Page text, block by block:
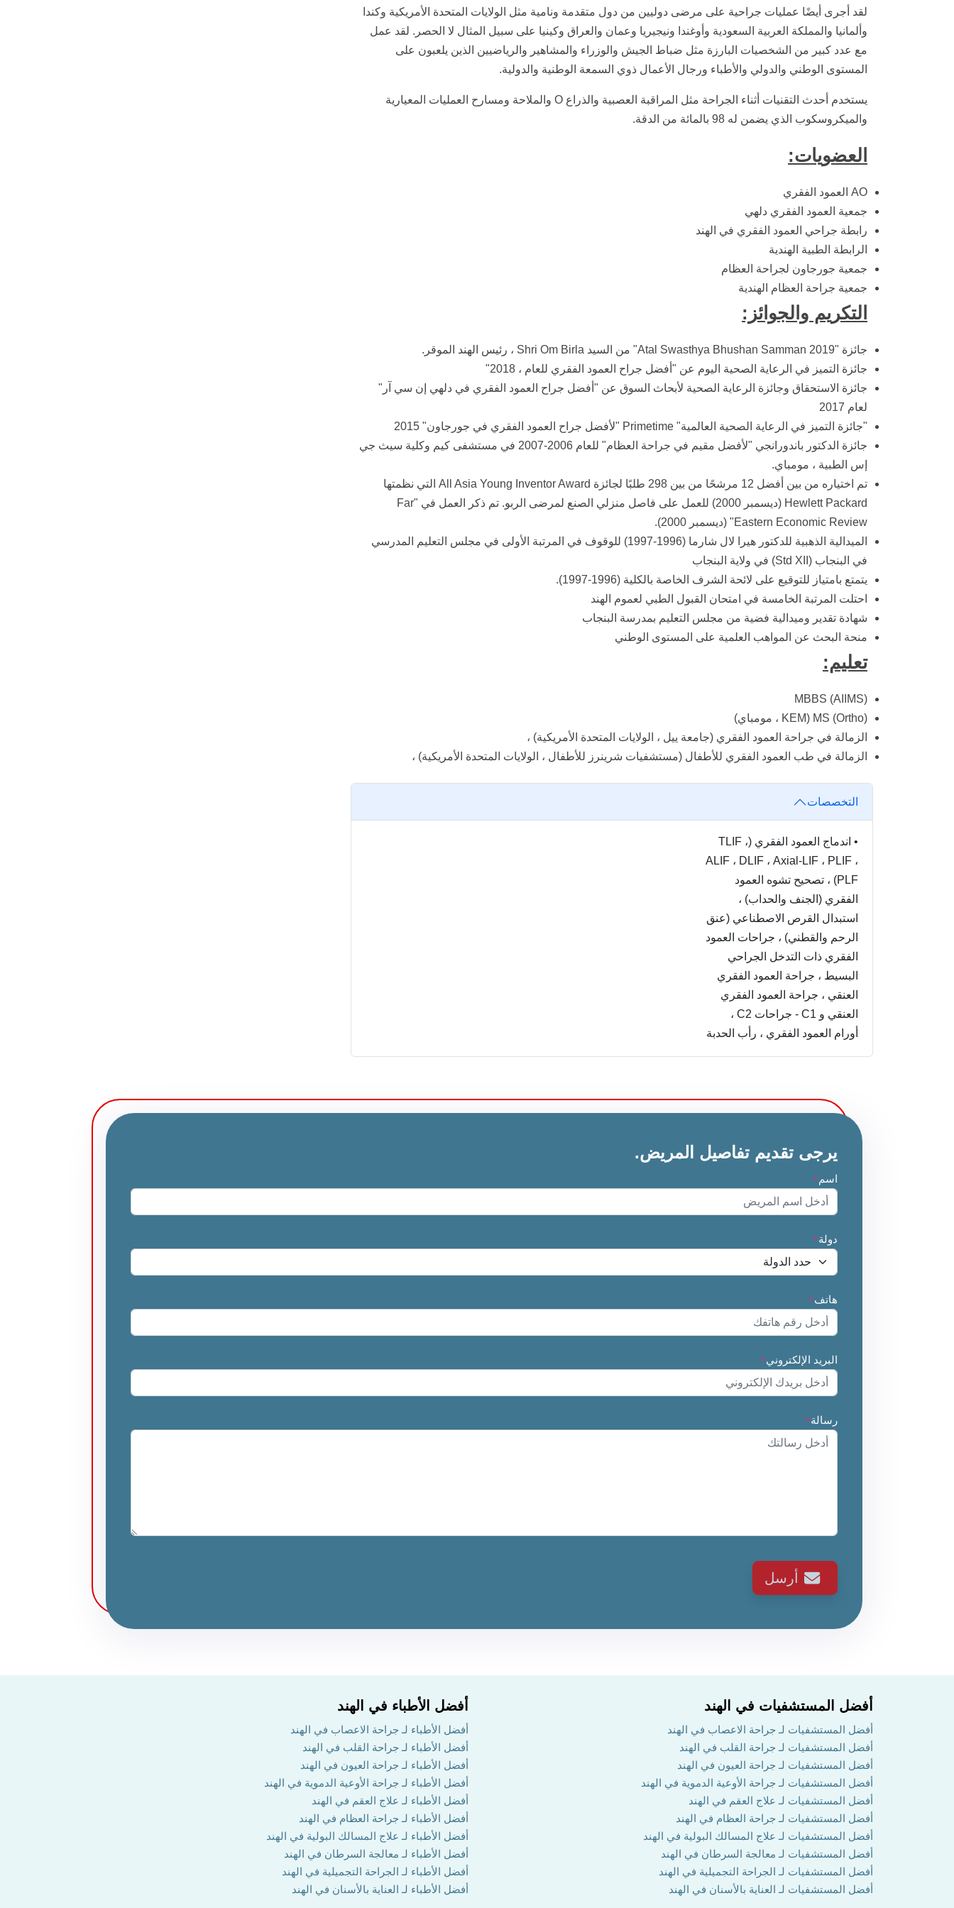
لقد أجرى أيضًا عمليات جراحية على مرضى دوليين من دول متقدمة ونامية مثل الولايات المتحدة الأمريكية وكندا
وألمانيا والمملكة العربية السعودية وأوغندا ونيجيريا وعمان والعراق وكينيا على سبيل المثال لا الحصر. لقد عمل
مع عدد كبير من الشخصيات البارزة مثل ضباط الجيش والوزراء والمشاهير والرياضيين الذين يلعبون على
المستوى الوطني والدولي والأطباء ورجال الأعمال ذوي السمعة الوطنية والدولية.
يستخدم أحدث التقنيات أثناء الجراحة مثل المراقبة العصبية والذراع O والملاحة ومسارح العمليات المعيارية
والميكروسكوب الذي يضمن له 98 بالمائة من الدقة.
العضويات:
AO العمود الفقري
جمعية العمود الفقري دلهي
رابطة جراحي العمود الفقري في الهند
الرابطة الطبية الهندية
جمعية جورجاون لجراحة العظام
جمعية جراحة العظام الهندية
التكريم والجوائز:
جائزة "Atal Swasthya Bhushan Samman 2019" من السيد Shri Om Birla ، رئيس الهند الموقر.
جائزة التميز في الرعاية الصحية اليوم عن "أفضل جراح العمود الفقري للعام ، 2018"
جائزة الاستحقاق وجائزة الرعاية الصحية لأبحاث السوق عن "أفضل جراح العمود الفقري في دلهي إن سي آر"
لعام 2017
"جائزة التميز في الرعاية الصحية العالمية" Primetime "لأفضل جراح العمود الفقري في جورجاون" 2015
جائزة الدكتور باندورانجي "لأفضل مقيم في جراحة العظام" للعام 2006-2007 في مستشفى كيم وكلية سيث جي
إس الطبية ، مومباي.
تم اختياره من بين أفضل 12 مرشحًا من بين 298 طلبًا لجائزة All Asia Young Inventor Award التي نظمتها
Hewlett Packard (ديسمبر 2000) للعمل على فاصل منزلي الصنع لمرضى الربو. تم ذكر العمل في "Far
Eastern Economic Review" (ديسمبر 2000).
الميدالية الذهبية للدكتور هيرا لال شارما (1996-1997) للوقوف في المرتبة الأولى في مجلس التعليم المدرسي
في البنجاب (Std XII) في ولاية البنجاب
يتمتع بامتياز للتوقيع على لائحة الشرف الخاصة بالكلية (1996-1997).
احتلت المرتبة الخامسة في امتحان القبول الطبي لعموم الهند
شهادة تقدير وميدالية فضية من مجلس التعليم بمدرسة البنجاب
منحة البحث عن المواهب العلمية على المستوى الوطني
تعليم:
MBBS (AIIMS)
MS (Ortho) (KEM ، مومباي)
الزمالة في جراحة العمود الفقري (جامعة ييل ، الولايات المتحدة الأمريكية) ،
الزمالة في طب العمود الفقري للأطفال (مستشفيات شرينرز للأطفال ، الولايات المتحدة الأمريكية) ،
التخصصات
•
اندماج العمود الفقري (TLIF ،
ALIF ، DLIF ، Axial-LIF ، PLIF ،
PLF) ، تصحيح تشوه العمود
الفقري (الجنف والحداب) ،
استبدال القرص الاصطناعي (عنق
الرحم والقطني) ، جراحات العمود
الفقري ذات التدخل الجراحي
البسيط ، جراحة العمود الفقري
العنقي ، جراحة العمود الفقري
العنقي و C1 - جراحات C2 ،
أورام العمود الفقري ، رأب الحدبة
النمو للجنف ، جراحات إصابات
العمود الفقري وجراحة الأعصاب
يرجى تقديم تفاصيل المريض.
اسم *
دولة*
هاتف*
البريد الإلكتروني*
رسالة*
أرسل
أفضل المستشفيات في الهند
أفضل المستشفيات لـ جراحة الاعصاب في الهند
أفضل المستشفيات لـ جراحة القلب في الهند
أفضل المستشفيات لـ جراحة العيون في الهند
أفضل المستشفيات لـ جراحة الأوعية الدموية في الهند
أفضل المستشفيات لـ علاج العقم في الهند
أفضل المستشفيات لـ جراحة العظام في الهند
أفضل المستشفيات لـ علاج المسالك البولية في الهند
أفضل المستشفيات لـ معالجة السرطان في الهند
أفضل المستشفيات لـ الجراحة التجميلية في الهند
أفضل المستشفيات لـ العناية بالأسنان في الهند
أفضل الأطباء في الهند
أفضل الأطباء لـ جراحة الاعصاب في الهند
أفضل الأطباء لـ جراحة القلب في الهند
أفضل الأطباء لـ جراحة العيون في الهند
أفضل الأطباء لـ جراحة الأوعية الدموية في الهند
أفضل الأطباء لـ علاج العقم في الهند
أفضل الأطباء لـ جراحة العظام في الهند
أفضل الأطباء لـ علاج المسالك البولية في الهند
أفضل الأطباء لـ معالجة السرطان في الهند
أفضل الأطباء لـ الجراحة التجميلية في الهند
أفضل الأطباء لـ العناية بالأسنان في الهند